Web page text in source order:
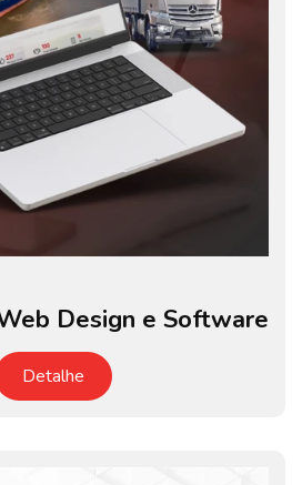
Design e Software
Detalhe